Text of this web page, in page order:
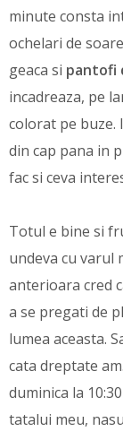
minute consta
ochelari de
geaca si pantofi
incadreaza, pe
colorat pe buze.
din cap pana in
fac si ceva
Totul e bine si
undeva cu varul
anterioara cred
a se pregati de
lumea aceasta.
cata dreptate
duminica la
tatalui meu,